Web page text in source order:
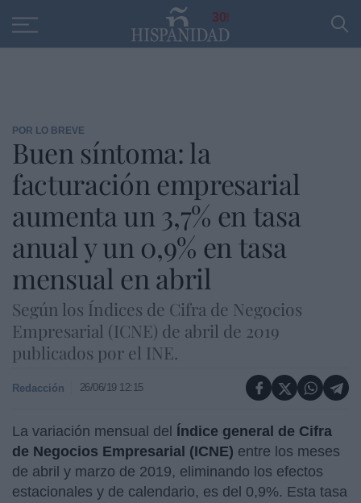
30
POR LO BREVE
Buen síntoma: la
facturación empresarial
aumenta un 3,7% en tasa
anual y un 0,9% en tasa
mensual en abril
Según los Índices de Cifra de Negocios
Empresarial (ICNE) de abril de 2019
publicados por el INE.
Redacción 26/06/19 12:15
La variación mensual del Índice general de Cifra
de Negocios Empresarial (ICNE) entre los meses
de abril y marzo de 2019, eliminando los efectos
estacionales y de calendario, es del 0,9%. Esta tasa